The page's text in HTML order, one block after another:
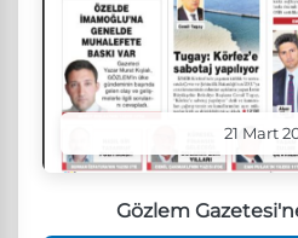
21 Mart
Gözlem